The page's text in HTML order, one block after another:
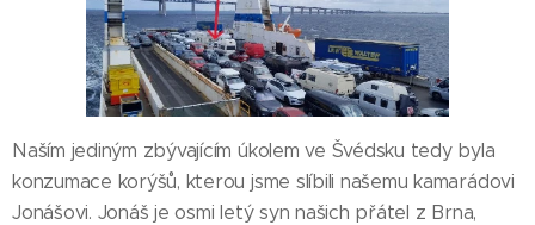
Naším jediným zbývajícím úkolem ve Švédsku tedy byla
konzumace korýšů, kterou jsme slíbili našemu kamarádovi
Jonášovi. Jonáš je osmi letý syn našich přátel z Brna,